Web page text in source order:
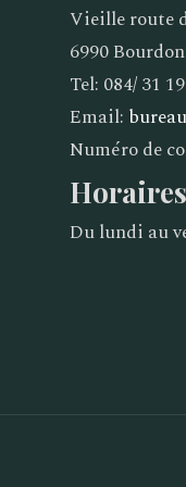
Vieille route
6990 Bourdon
Tel: 084/ 31
Email:
Numéro de
Du lundi au